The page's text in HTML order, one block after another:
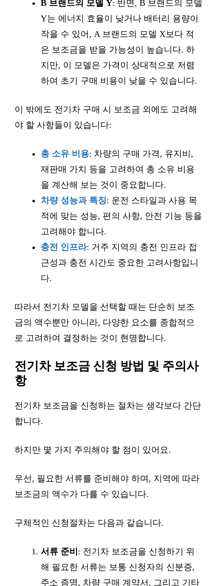
B 브랜드의 모델 Y: 반면, B 브랜드의 모델
Y는 에너지 효율이 낮거나 배터리 용량이
작을 수 있어, A 브랜드의 모델 X보다 적
은 보조금을 받을 가능성이 높습니다. 하
지만, 이 모델은 가격이 상대적으로 저렴
하여 초기 구매 비용이 낮을 수 있습니다.
이 밖에도 전기차 구매 시 보조금 외에도 고려해
야 할 사항들이 있습니다:
총 소유 비용: 차량의 구매 가격, 유지비,
재판매 가치 등을 고려하여 총 소유 비용
을 계산해 보는 것이 중요합니다.
차량 성능과 특징: 운전 스타일과 사용 목
적에 맞는 성능, 편의 사항, 안전 기능 등을
고려해야 합니다.
충전 인프라: 거주 지역의 충전 인프라 접
근성과 충전 시간도 중요한 고려사항입니
다.
따라서 전기차 모델을 선택할 때는 단순히 보조
금의 액수뿐만 아니라, 다양한 요소를 종합적으
로 고려하여 결정하는 것이 현명합니다.
전기차 보조금 신청 방법 및 주의사
항
전기차 보조금을 신청하는 절차는 생각보다 간단
합니다.
하지만 몇 가지 주의해야 할 점이 있어요.
우선, 필요한 서류를 준비해야 하며, 지역에 따라
보조금의 액수가 다를 수 있습니다.
구체적인 신청절차는 다음과 같습니다.
서류 준비 : 전기차 보조금을 신청하기 위
해 필요한 서류는 보통 신청자의 신분증,
주소 증명, 차량 구매 계약서, 그리고 기타